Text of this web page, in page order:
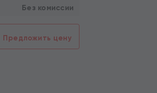
Без комиссии
Предложить цену